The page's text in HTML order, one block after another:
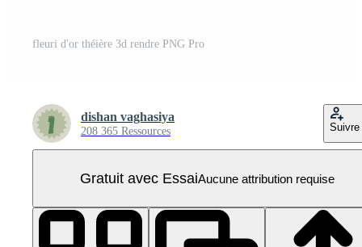
fleuri d'or théière 3d rendre PNG Pro
dishan vaghasiya
208 365 Ressources Suivre
Gratuit avec EssaiAucune attribution requise